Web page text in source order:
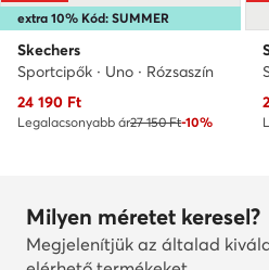
extra 10% Kód: SUMMER
Skechers
Sportcipők · Uno · Rózsaszín
Aktuális ár
24 190 Ft
Legalacsonyabb ár27 150 Ft-10%
Milyen méretet keresel?
Megjelenítjük az általad